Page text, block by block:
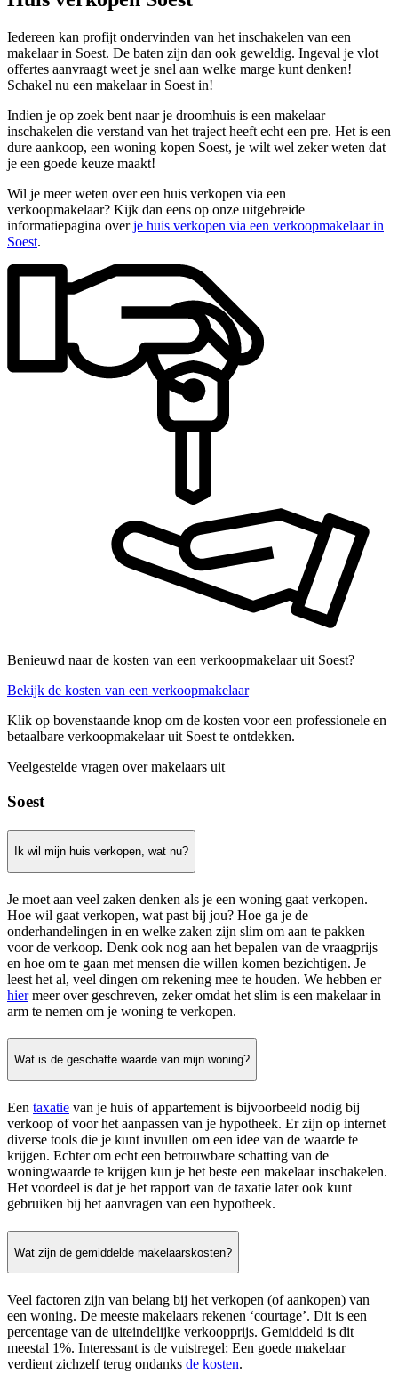
Iedereen kan profijt ondervinden van het inschakelen van een
makelaar in Soest. De baten zijn dan ook geweldig. Ingeval je vlot
offertes aanvraagt weet je snel aan welke marge kunt denken!
Schakel nu een makelaar in Soest in!
Indien je op zoek bent naar je droomhuis is een makelaar
inschakelen die verstand van het traject heeft echt een pre. Het is een
dure aankoop, een woning kopen Soest, je wilt wel zeker weten dat
je een goede keuze maakt!
Wil je meer weten over een huis verkopen via een
verkoopmakelaar? Kijk dan eens op onze uitgebreide
informatiepagina overje huis verkopen via een verkoopmakelaar in
Soest.
Benieuwd naar de kosten van een verkoopmakelaar uit Soest?
Bekijk de kosten van een verkoopmakelaar
Klik op bovenstaande knop om de kosten voor een professionele en
betaalbare verkoopmakelaar uit Soest te ontdekken.
Veelgestelde vragen over makelaars uit
Soest
Ik wil mijn huis verkopen, wat nu?
Je moet aan veel zaken denken als je een woning gaat verkopen.
Hoe wil gaat verkopen, wat past bij jou? Hoe ga je de
onderhandelingen in en welke zaken zijn slim om aan te pakken
voor de verkoop. Denk ook nog aan het bepalen van de vraagprijs
en hoe om te gaan met mensen die willen komen bezichtigen. Je
leest het al, veel dingen om rekening mee te houden. We hebben er
hiermeer over geschreven, zeker omdat het slim is een makelaar in
arm te nemen om je woning te verkopen.
Wat is de geschatte waarde van mijn woning?
Een taxatie van je huis of appartement is bijvoorbeeld nodig bij
verkoop of voor het aanpassen van je hypotheek. Er zijn op internet
diverse tools die je kunt invullen om een idee van de waarde te
krijgen. Echter om echt een betrouwbare schatting van de
woningwaarde te krijgen kun je het beste een makelaar inschakelen.
Het voordeel is dat je het rapport van de taxatie later ook kunt
gebruiken bij het aanvragen van een hypotheek.
Wat zijn de gemiddelde makelaarskosten?
Veel factoren zijn van belang bij het verkopen (of aankopen) van
een woning. De meeste makelaars rekenen ‘courtage’. Dit is een
percentage van de uiteindelijke verkoopprijs. Gemiddeld is dit
meestal 1%. Interessant is de vuistregel: Een goede makelaar
verdient zichzelf terug ondanks de kosten.